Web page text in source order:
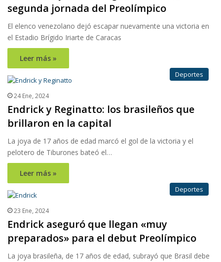
segunda jornada del Preolímpico
El elenco venezolano dejó escapar nuevamente una victoria en
el Estadio Brígido Iriarte de Caracas
Leer más »
Deportes
24 Ene, 2024
Endrick y Reginatto: los brasileños que
brillaron en la capital
La joya de 17 años de edad marcó el gol de la victoria y el
pelotero de Tiburones bateó el…
Leer más »
Deportes
23 Ene, 2024
Endrick aseguró que llegan «muy
preparados» para el debut Preolímpico
La joya brasileña, de 17 años de edad, subrayó que Brasil debe